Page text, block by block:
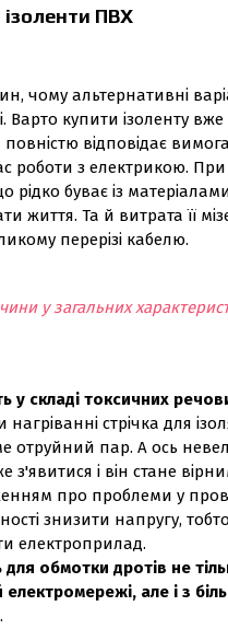
ПВХ
чому альтернативні
Варто купити ізоленту вже
відповідає
роботи з електрикою.
рідко буває із
життя. Та й витрата її
перерізі кабелю.
у загальних
у складі токсичних
нагріванні стрічка для
отруйний пар. А ось
з'явитися і він стане
про проблеми у
знизити напругу, тобто
електроприлад.
для обмотки дротів не
електромережі, але і з
.